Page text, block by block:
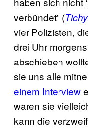
verbündet” (
vier Polizisten,
drei Uhr
abschieben
sie uns alle
einem Interview
waren sie
kann die